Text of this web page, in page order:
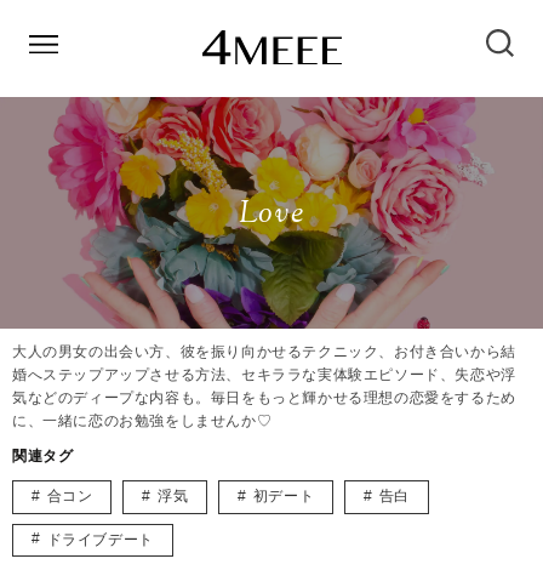
Love
大人の男女の出会い方、彼を振り向かせるテクニック、お付き合いから結
婚へステップアップさせる方法、セキララな実体験エピソード、失恋や浮
気などのディープな内容も。毎日をもっと輝かせる理想の恋愛をするため
に、一緒に恋のお勉強をしませんか♡
関連タグ
合コン 浮気 初デート 告白
ドライブデート